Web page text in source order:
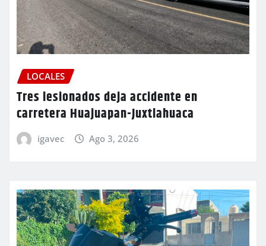
LOCALES
Tres lesionados deja accidente en
carretera Huajuapan-Juxtlahuaca
igavec Ago 3, 2026